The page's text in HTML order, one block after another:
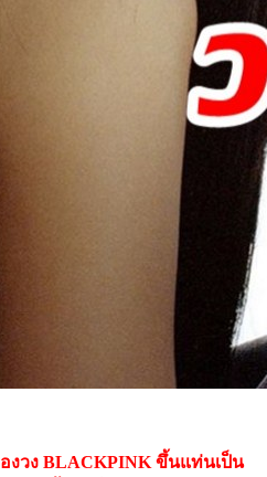
วง BLACKPINK ขึ้นแท่นเป็น